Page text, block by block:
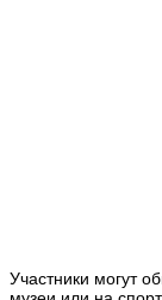
Участники могут